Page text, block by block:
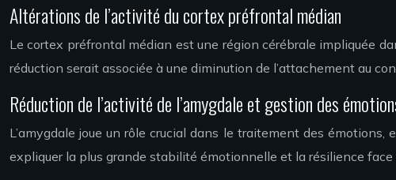
Altérations de l’activité du cortex préfrontal médian
Le cortex préfrontal médian est une région cérébrale impliquée
réduction serait associée à une diminution de l’attachement au
Réduction de l’activité de l’amygdale et gestion des
L’amygdale joue un rôle crucial dans le traitement des
expliquer la plus grande stabilité émotionnelle et la résilience